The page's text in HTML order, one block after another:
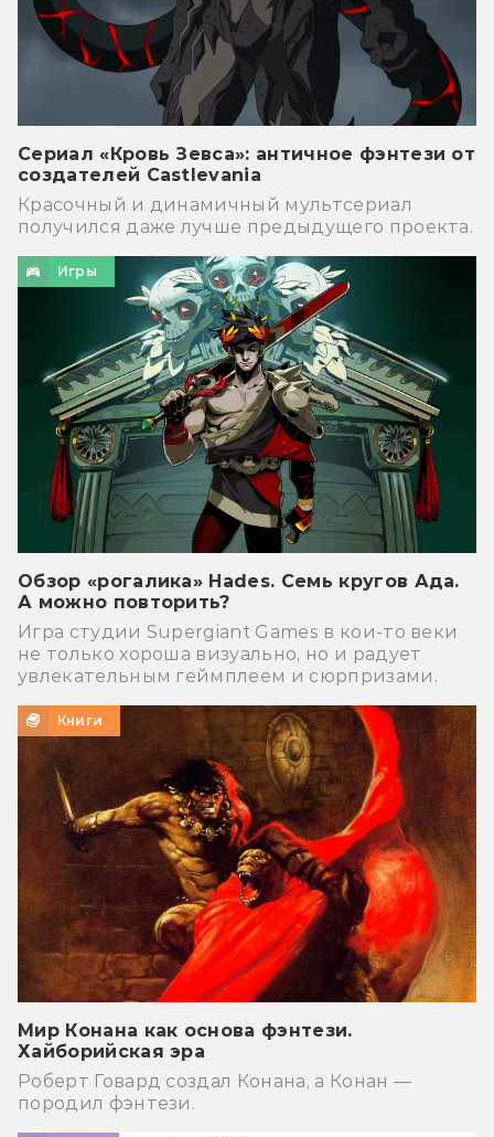
Сериал «Кровь Зевса»: античное фэнтези от
создателей Castlevania
Красочный и динамичный мультсериал
получился даже лучше предыдущего проекта.
Игры
Обзор «рогалика» Hades. Семь кругов Ада.
А можно повторить?
Игра студии Supergiant Games в кои-то веки
не только хороша визуально, но и радует
увлекательным геймплеем и сюрпризами.
Книги
Мир Конана как основа фэнтези.
Хайборийская эра
Роберт Говард создал Конана, а Конан —
породил фэнтези.